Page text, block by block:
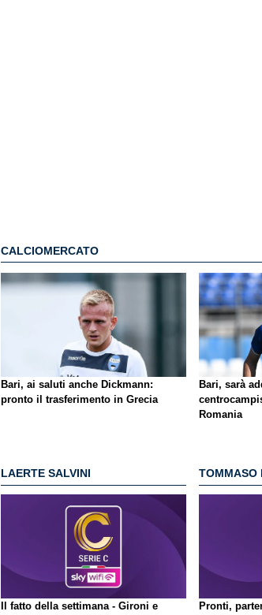
CALCIOMERCATO
Bari, ai saluti anche Dickmann:
pronto il trasferimento in Grecia
Bari, sarà
Romania
LAERTE SALVINI
Il fatto della settimana - Gironi e
TOMMASO
Pronti,